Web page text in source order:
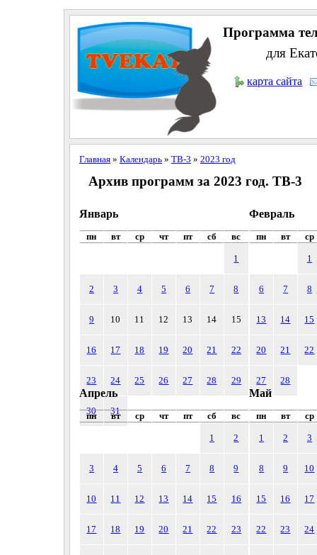
Программа
для
карта сайта
Главная» Календарь» ТВ-3 » 2023 год
Архив программ за 2023 год. ТВ-3
Январь
пн вт ср чт пт сб вс
1
2 3 4 5 6 7 8
9 10 11 12 13 14 15
16 17 18 19 20 21 22
23 24 25 26 27 28 29
30 31
Февраль
пн вт ср
1
6 7 8
13 14 15
20 21 22
27 28
Апрель
пн вт ср чт пт сб вс
1 2
3 4 5 6 7 8 9
10 11 12 13 14 15 16
17 18 19 20 21 22 23
Май
пн вт ср
1 2 3
8 9 10
15 16 17
22 23 24